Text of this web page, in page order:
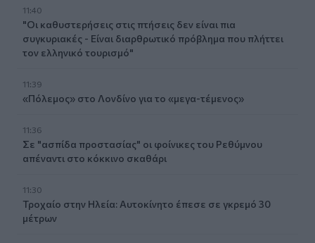
11:40
"Οι καθυστερήσεις στις πτήσεις δεν είναι πια
συγκυριακές - Είναι διαρθρωτικό πρόβλημα που πλήττει
τον ελληνικό τουρισμό"
11:39
«Πόλεμος» στο Λονδίνο για το «μεγα-τέμενος»
11:36
Σε "ασπίδα προστασίας" οι φοίνικες του Ρεθύμνου
απέναντι στο κόκκινο σκαθάρι
11:30
Τροχαίο στην Ηλεία: Αυτοκίνητο έπεσε σε γκρεμό 30
μέτρων